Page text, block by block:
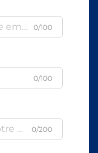
0/100
0/100
0/200